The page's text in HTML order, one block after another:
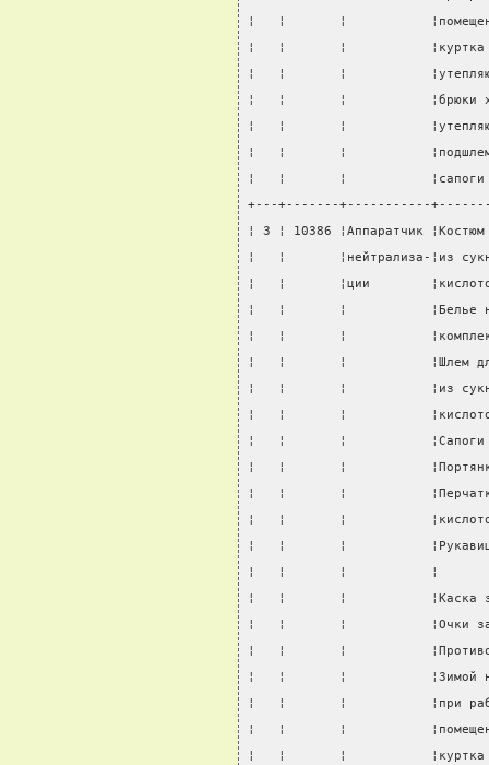
¦   ¦       ¦
¦   ¦       ¦           ¦куртка
¦   ¦       ¦
¦   ¦       ¦           ¦брюки
¦   ¦       ¦
¦   ¦       ¦
¦   ¦       ¦           ¦сапоги
+---+-------+-----------
¦ 3 ¦ 10386 ¦Аппаратчик
¦   ¦       ¦нейтрализа-¦из
¦   ¦       ¦ции
¦   ¦       ¦           ¦Белье
¦   ¦       ¦
¦   ¦       ¦           ¦Шлем
¦   ¦       ¦           ¦из
¦   ¦       ¦
¦   ¦       ¦           ¦Сапоги
¦   ¦       ¦
¦   ¦       ¦
¦   ¦       ¦
¦   ¦       ¦           ¦Рукавицы
¦   ¦       ¦           ¦
¦   ¦       ¦           ¦Каска
¦   ¦       ¦           ¦Очки
¦   ¦       ¦
¦   ¦       ¦           ¦Зимой
¦   ¦       ¦           ¦при
¦   ¦       ¦
¦   ¦       ¦           ¦куртка